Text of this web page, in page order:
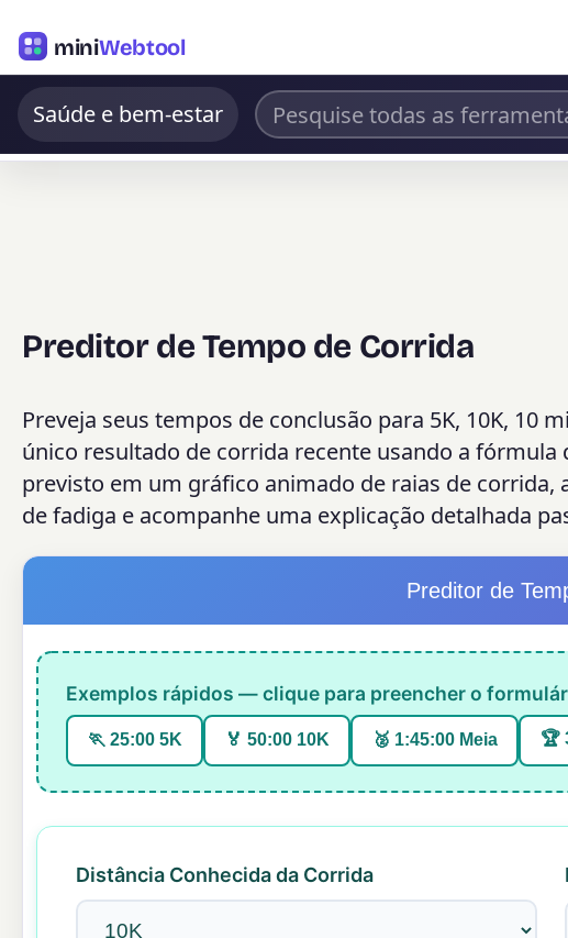
miniWebtool
Saúde e bem-estar
Preditor de Tempo de Corrida
Preveja seus tempos de conclusão para 5K, 10K, 10
único resultado de corrida recente usando a fórmula
previsto em um gráfico animado de raias de
de fadiga e acompanhe uma explicação detalhada
Preditor de
Exemplos rápidos — clique para preencher o
🏃 25:00 5K 🏅 50:00 10K 🥈 1:45:00 Meia 🏆
Distância Conhecida da Corrida